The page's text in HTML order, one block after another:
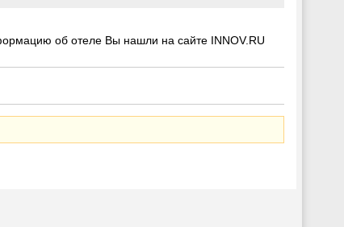
об отеле Вы нашли на сайте INNOV.RU